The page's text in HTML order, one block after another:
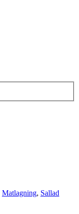
Matlagning, Sallad